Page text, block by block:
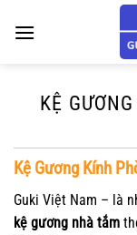
đến
KỆ
Kệ Gương Kính
Guki Việt Nam – là
kệ gương nhà tắm